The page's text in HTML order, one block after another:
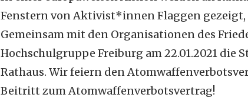
Fenstern von Aktivist*innen Flaggen
Gemeinsam mit den Organisationen des
Hochschulgruppe Freiburg am 22.01.2021 die
Rathaus. Wir feiern den
Beitritt zum Atomwaffenverbotsvertrag!